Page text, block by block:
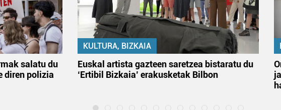
salatu du
diren polizia
KULTURA, BIZKAIA
Euskal artista gazteen saretzea bistaratu du
‘Ertibil Bizkaia’ erakusketak Bilbon